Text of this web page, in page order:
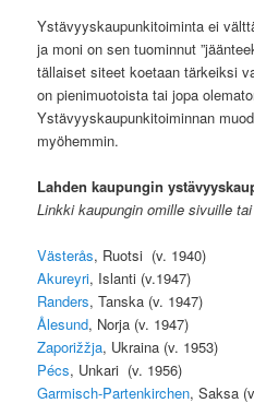
Ystävyyskaupunkitoiminta ei
ja moni on sen tuominnut
tällaiset siteet koetaan tärkeiksi
on pienimuotoista tai jopa
Ystävyyskaupunkitoiminnan
myöhemmin.
Lahden kaupungin
Linkki kaupungin omille sivuille
Västerås, Ruotsi (v. 1940)
Akureyri, Islanti (v.1947)
Randers, Tanska (v. 1947)
Ålesund, Norja (v. 1947)
Zaporižžja, Ukraina (v. 1953)
Pécs, Unkari (v. 1956)
Garmisch-Partenkirchen, Saksa